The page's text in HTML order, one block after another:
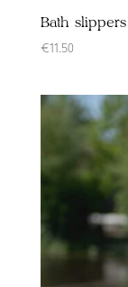
Bath slippers
€11.50